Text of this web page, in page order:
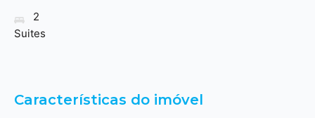
2
Suites
Características do imóvel